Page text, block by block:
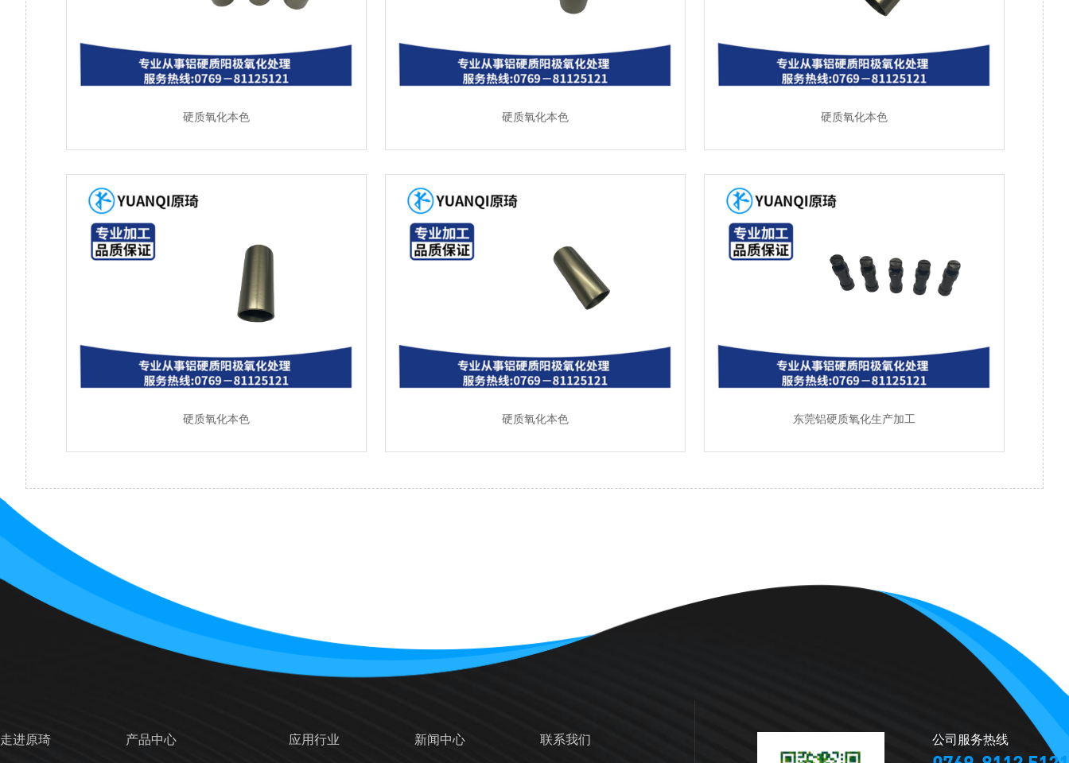
硬质氧化本色 硬质氧化本色 硬质氧化本色
硬质氧化本色 硬质氧化本色 东莞铝硬质氧化生产加工
走进原琦 产品中心 应用行业 新闻中心 联系我们 公司服务热线